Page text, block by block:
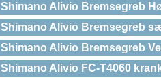
Shimano Alivio Bremsegreb
Shimano Alivio Bremsegreb
Shimano Alivio Bremsegreb
Shimano Alivio FC-T4060